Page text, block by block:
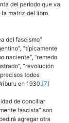
del período que va
la matriz del libro
del fascismo”
“típicamente
naciente”, “remedo
“revolución
todos
en 1930.[7]
de conciliar
fascista” son
agregar otra